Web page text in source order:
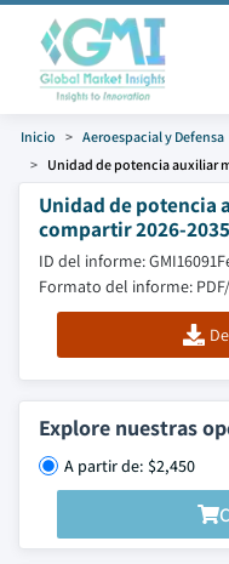
Inicio Aeroespacial y Defensa
Unidad de potencia auxiliar
Unidad de potencia
compartir 2026-2035
ID del informe: GMI16091
Formato del informe:
Explore nuestras
A partir de: $2,450